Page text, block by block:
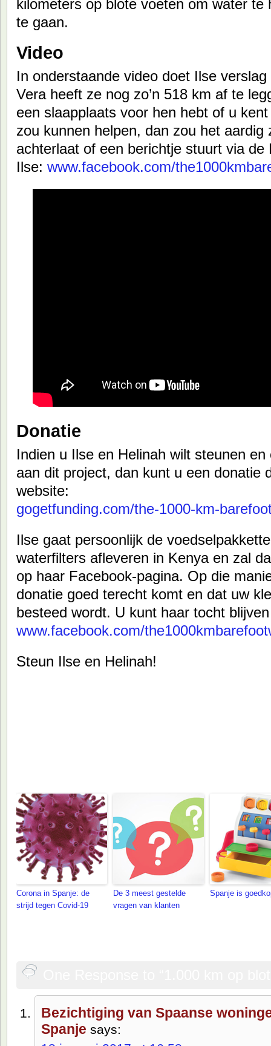
kilometers op blote voeten om water te
te gaan.
Video
In onderstaande video doet Ilse
Vera heeft ze nog zo’n 518 km af te
een slaapplaats voor hen hebt of u
zou kunnen helpen, dan zou het aardig
achterlaat of een berichtje stuurt via de
Ilse: www.facebook.com/
Donatie
Indien u Ilse en Helinah wilt steunen
aan dit project, dan kunt u een donatie
website:
gogetfunding.com/the-1000-km-
Ilse gaat persoonlijk de
waterfilters afleveren in Kenya en zal
op haar Facebook-pagina. Op die
donatie goed terecht komt en dat uw
besteed wordt. U kunt haar tocht
www.facebook.com/
Steun Ilse en Helinah!
Corona in Spanje: de
strijd tegen Covid-19
De 3 meest gestelde
vragen van klanten
Spanje is
Bezichtiging van Spaanse
Spanje says: